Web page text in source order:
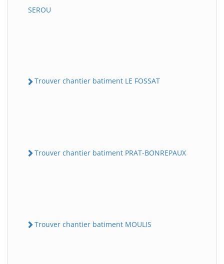
SEROU
Trouver chantier batiment LE FOSSAT
Trouver chantier batiment PRAT-BONREPAUX
Trouver chantier batiment MOULIS